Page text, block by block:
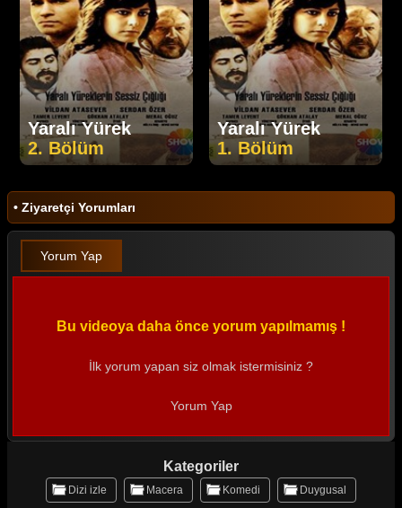
Yaralı Yürek
2. Bölüm
Yaralı Yürek
1. Bölüm
• Ziyaretçi Yorumları
Yorum Yap
Bu videoya daha önce yorum yapılmamış !
İlk yorum yapan siz olmak istermisiniz ?
Yorum Yap
Kategoriler
Dizi izle Macera Komedi Duygusal